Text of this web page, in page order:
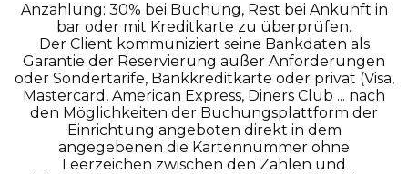
Anzahlung: 30% bei Buchung, Rest bei Ankunft in
bar oder mit Kreditkarte zu überprüfen.
Der Client kommuniziert seine Bankdaten als
Garantie der Reservierung außer Anforderungen
oder Sondertarife, Bankkreditkarte oder privat (Visa,
Mastercard, American Express, Diners Club ... nach
den Möglichkeiten der Buchungsplattform der
Einrichtung angeboten direkt in dem
angegebenen die Kartennummer ohne
Leerzeichen zwischen den Zahlen und